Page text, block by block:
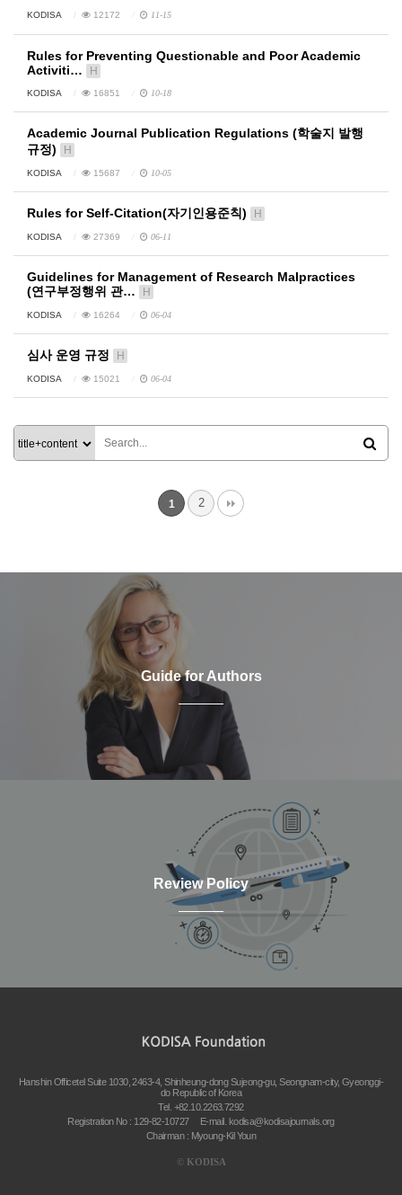
KODISA 12172 11-15
Rules for Preventing Questionable and Poor Academic
Activiti…
H
KODISA 16851 10-18
Academic Journal Publication Regulations (학술지 발행
규정)
H
KODISA 15687 10-05
Rules for Self-Citation(자기인용준칙) H
KODISA 27369 06-11
Guidelines for Management of Research Malpractices
(연구부정행위 관…
H
KODISA 16264 06-04
심사 운영 규정 H
KODISA 15021 06-04
1 2
Guide for Authors
Review Policy
Hanshin Officetel Suite 1030, 2463-4, Shinheung-dong Sujeong-gu, Seongnam-city, Gyeonggi-
do Republic of Korea
Tel. +82.10.2263.7292
Registration No : 129-82-10727
E-mail. kodisa@kodisajournals.org
Chairman : Myoung-Kil Youn
© KODISA